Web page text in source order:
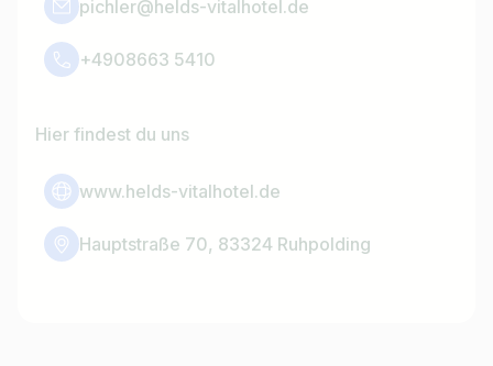
pichler@helds-vitalhotel.de
+4908663 5410
Hier findest du uns
www.helds-vitalhotel.de
Hauptstraße 70, 83324 Ruhpolding